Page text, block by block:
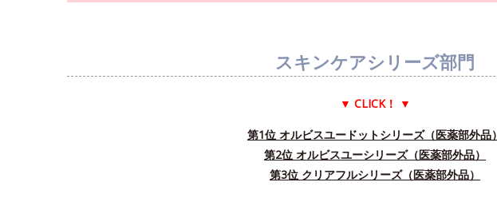
スキンケアシリーズ部門
▼ CLICK！ ▼
第1位 オルビスユードットシリーズ（医薬部外品）
第2位 オルビスユーシリーズ（医薬部外品）
第3位 クリアフルシリーズ（医薬部外品）